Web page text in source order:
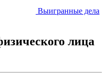
Выигранные дела
лица